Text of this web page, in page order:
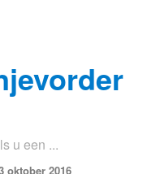
u een ...
oktober 2016